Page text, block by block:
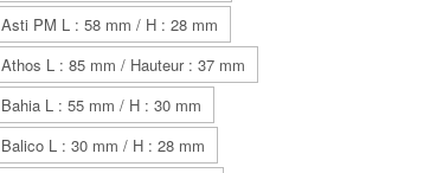
Asti PM L : 58 mm / H : 28 mm
Athos L : 85 mm / Hauteur : 37 mm
Bahia L : 55 mm / H : 30 mm
Balico L : 30 mm / H : 28 mm